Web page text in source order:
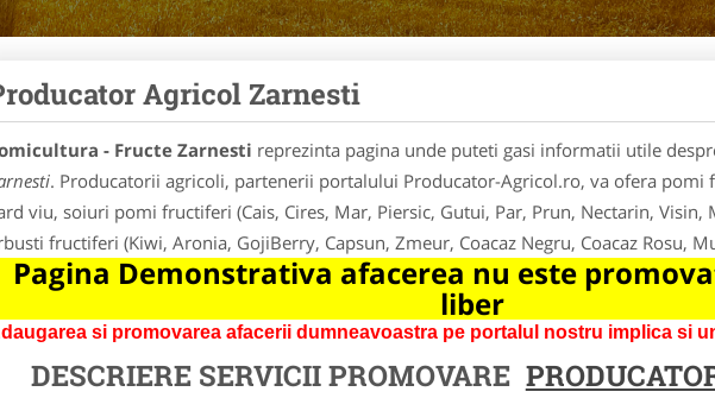
Agricol Zarnesti
- Fructe Zarnesti reprezinta pagina unde puteti gasi informatii utile
. Producatorii agricoli, partenerii portalului Producator-Agricol.ro, va ofera
viu, soiuri pomi fructiferi (Cais, Cires, Mar, Piersic, Gutui, Par, Prun, Nectarin, Visin,
fructiferi (Kiwi, Aronia, GojiBerry, Capsun, Zmeur, Coacaz Negru, Coacaz Rosu,
Pagina Demonstrativa afacerea nu este
liber
si promovarea afacerii dumneavoastra pe portalul nostru implica si
DESCRIERE SERVICII PROMOVARE